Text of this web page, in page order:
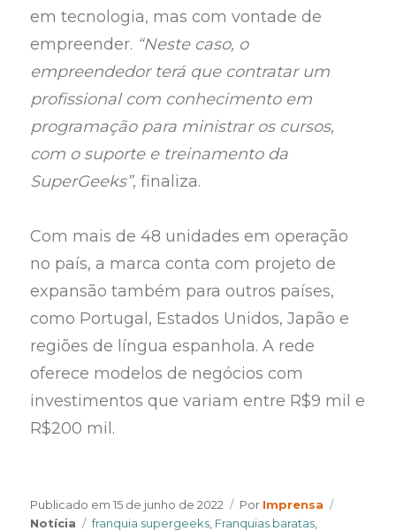
em tecnologia, mas com vontade de
empreender. “Neste caso, o
empreendedor terá que contratar um
profissional com conhecimento em
programação para ministrar os cursos,
com o suporte e treinamento da
SuperGeeks”, finaliza.
Com mais de 48 unidades em operação
no país, a marca conta com projeto de
expansão também para outros países,
como Portugal, Estados Unidos, Japão e
regiões de língua espanhola. A rede
oferece modelos de negócios com
investimentos que variam entre R$9 mil e
R$200 mil.
Publicado em15 de junho de 2022 Por Author
Imprensa
Notícia
Tags
franquia supergeeks Franquias baratas